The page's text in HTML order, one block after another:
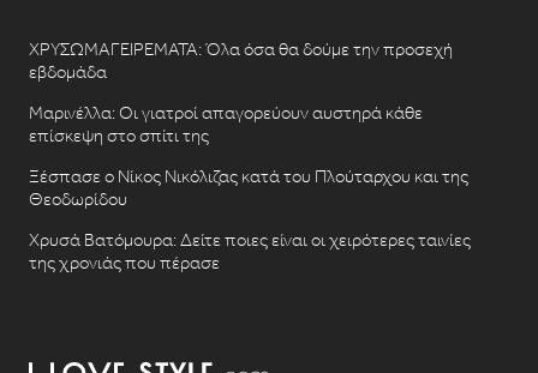
ΧΡΥΣΩΜΑΓΕΙΡΕΜΑΤΑ: Όλα όσα θα δούμε την προσεχή
εβδομάδα
Μαρινέλλα: Οι γιατροί απαγορεύουν αυστηρά κάθε
επίσκεψη στο σπίτι της
Ξέσπασε ο Νίκος Νικόλιζας κατά του Πλούταρχου και της
Θεοδωρίδου
Χρυσά Βατόμουρα: Δείτε ποιες είναι οι χειρότερες ταινίες
της χρονιάς που πέρασε